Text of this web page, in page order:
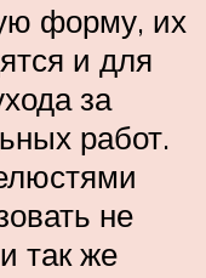
форму, их
и для
за
работ.
не
так же